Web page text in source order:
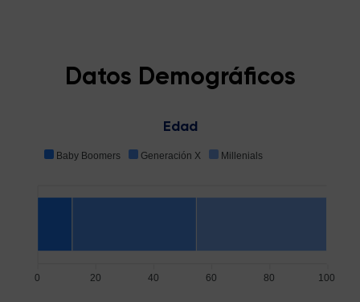
Datos Demográficos
Edad
Baby Boomers Generación X Millenials
100
80
60
40
20
0